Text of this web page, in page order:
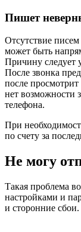
Пишет
Отсутствие
может быть
Причину следует
После звонка
после
нет возможности
телефона.
При
по счету за
Не могу
Такая проблема
настройками и
и сторонние сбои.